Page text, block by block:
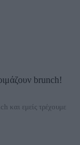
brunch!
και εμείς τρέχουμε